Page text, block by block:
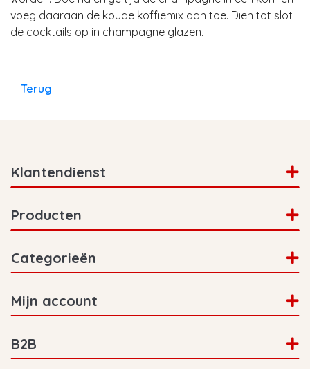
voeg daaraan de koude koffiemix aan toe. Dien tot slot
de cocktails op in champagne glazen.
Terug
Klantendienst
Producten
Categorieën
Mijn account
B2B